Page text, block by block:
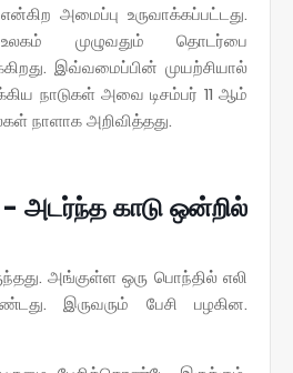
அமைப்பு உருவாக்கப்பட்டது.
முழுவதும் தொடர்பை
இவ்வமைப்பின் முயற்சியால்
நாடுகள் அவை டிசம்பர் 11 ஆம்
நாளாக அறிவித்தது.
காடு ஒன்றில்
அங்குள்ள ஒரு பொந்தில் எலி
இருவரும் பேசி பழகின.